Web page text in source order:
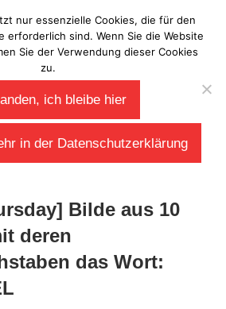
Laberladen
Bilde aus 10
deren
das Wort:
nur essenzielle Cookies, die für den
erforderlich sind. Wenn Sie die Website
Sie der Verwendung dieser Cookies
zu.
ich bleibe hier
in der Datenschutzerklärung